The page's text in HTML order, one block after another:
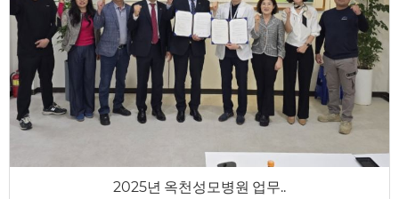
2025년 옥천성모병원 업무..